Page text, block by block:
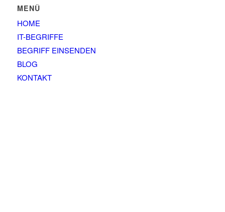
MENÜ
HOME
IT-BEGRIFFE
BEGRIFF EINSENDEN
BLOG
KONTAKT